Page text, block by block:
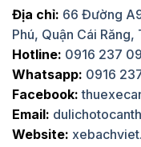
Địa chỉ: 66 Đường
Phú, Quận Cái
Hotline: 0916 237
Whatsapp: 0916
Facebook:
Email:
Website: